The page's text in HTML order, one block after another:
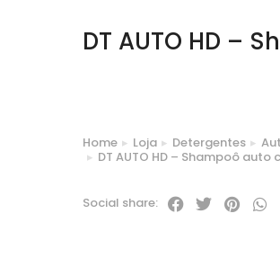
DT AUTO HD –
You are here:
Home Loja Detergentes
DT AUTO HD – Shampoô auto
Social share: